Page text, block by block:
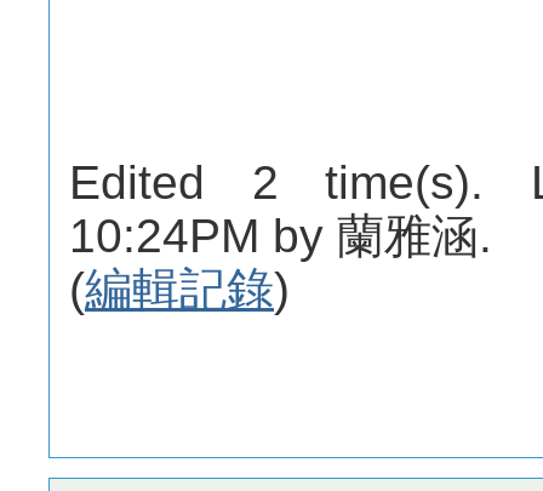
Edited 2 time(s).
10:24PM by 蘭雅涵.
(編輯記錄)